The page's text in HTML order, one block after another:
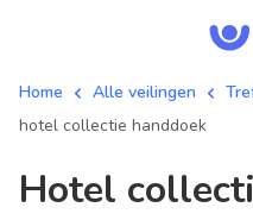
Home Alle veilingen
hotel collectie handdoek
hotel collectie handdoek /